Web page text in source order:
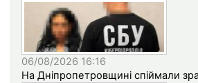
06/08/2026 16:16
На Дніпропетровщині спіймали